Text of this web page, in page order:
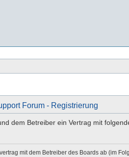
Forum - Registrierung
dem Betreiber ein Vertrag mit
mit dem Betreiber des Boards ab (im